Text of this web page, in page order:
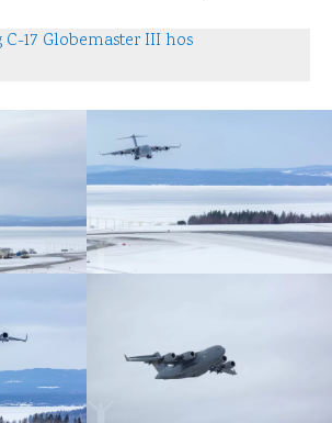
C-17 Globemaster III hos